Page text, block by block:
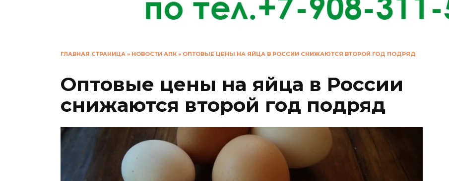
ГЛАВНАЯ СТРАНИЦА » НОВОСТИ АПК » ОПТОВЫЕ ЦЕНЫ НА ЯЙЦА В РОССИИ СНИЖАЮТСЯ ВТОРОЙ ГОД ПОДРЯД
Оптовые цены на яйца в России
снижаются второй год подряд